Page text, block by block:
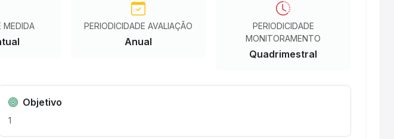
MEDIDA PERIODICIDADE AVALIAÇÃO
Anual
PERIODICIDADE
MONITORAMENTO
Quadrimestral
Objetivo
1